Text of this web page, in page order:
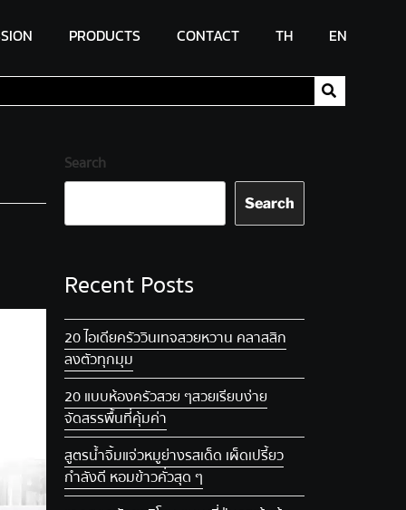
PRODUCTS CONTACT TH EN
Search
Search
Recent Posts
20 ไอเดียครัววินเทจ สวยหวาน คลาสสิก
ลงตัวทุกมุม
20 แบบห้องครัวสวย ๆ สวยเรียบง่าย
จัดสรรพื้นที่คุ้มค่า
สูตรน้ำจิ้มแจ่วหมูย่าง รสเด็ด เผ็ดเปรี้ยว
กำลังดี หอมข้าวคั่วสุด ๆ